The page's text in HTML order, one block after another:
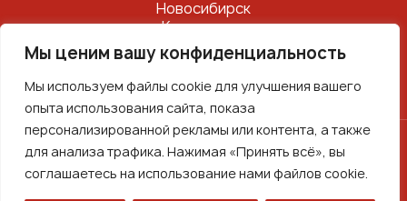
Мы ценим вашу конфиденциальность
Мы используем файлы cookie для улучшения вашего
опыта использования сайта, показа
персонализированной рекламы или контента, а также
для анализа трафика. Нажимая «Принять всё», вы
соглашаетесь на использование нами файлов cookie.
Новосибирск
Красноярск
Дальний восток
Нижний Новгород
Представитель по СНГ
Политика конфиденциальности
Копирование материалов запрещено
Представленная информация на сайте носит